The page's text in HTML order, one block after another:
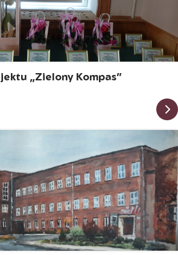
„Zielony Kompas”